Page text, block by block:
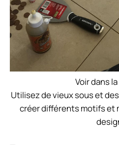
Voir dans
Utilisez de vieux sous et
créer différents motifs et